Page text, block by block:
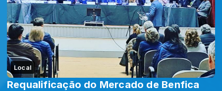
Local
Requalificação do Mercado de Benfica